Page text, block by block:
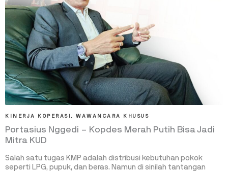
KINERJA KOPERASI , WAWANCARA KHUSUS
Portasius Nggedi – Kopdes Merah Putih Bisa Jadi
Mitra KUD
Salah satu tugas KMP adalah distribusi kebutuhan pokok
seperti LPG, pupuk, dan beras. Namun di sinilah tantangan